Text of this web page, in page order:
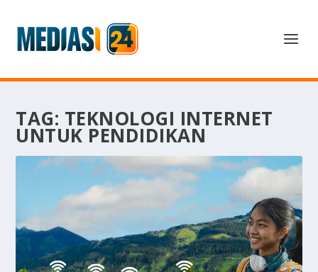
TAG: TEKNOLOGI INTERNET
UNTUK PENDIDIKAN